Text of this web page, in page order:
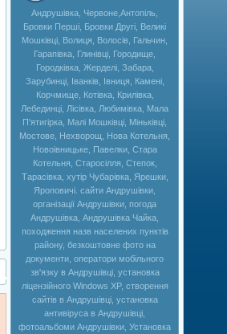
Андрушівка, Червоне,Антопіль,
Бровки Перші, Бровки Другі, Великі
Мошківці, Волиця, Волосів, Гальчин,
Гарапівка, Глинівці, Городище,
Городківка, Жерделі, Забара,
Зарубинці, Іванків, Івниця, Камені,
Корчмище, Котівка, Крилівка,
Лебединці, Лісівка, Любимівка, Мала
П'ятигірка, Малі Мошківці, Міньківці,
Мостове, Нехворощ, Нова Котельня,
Новоівницьке, Павелки, Стара
Котельня, Старосілля, Степок,
Тарасівка, хутір Чубарівка, Ярешки,
Яроповичі. сайти Андрушівки,
організації Андрушівки, погода
Андрушівка, Андрушівка Чайка,
походження назв населених пунктів
району, безкоштовне фото на
документи, оператори мобільного
зв'язку в Андрушівці, установка
ліцензійного Windows XP, створення
сайтів в Андрушівці, установка
антивіруса в Андрушівці,
фотоальбоми Андрушівки, Установка